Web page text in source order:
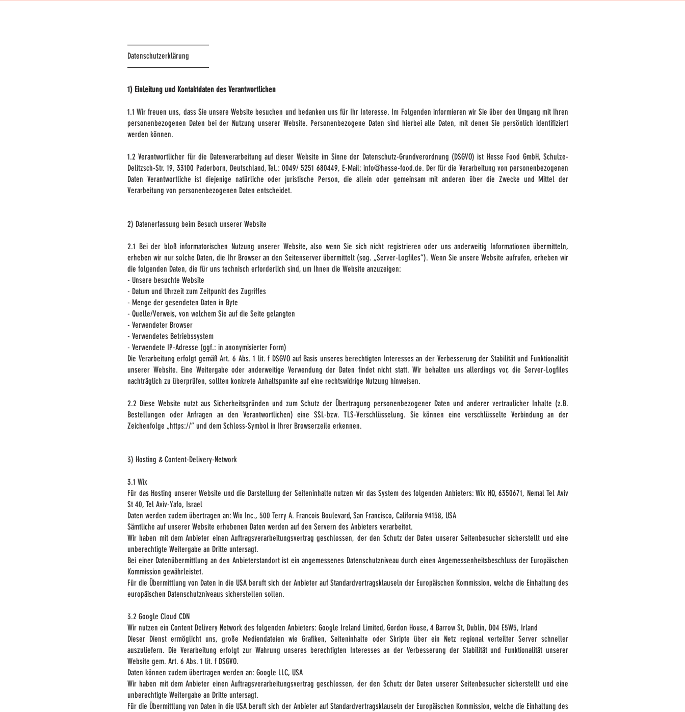
––––––––––––––––––––
Datenschutzerklärung
––––––––––––––––––––
1) Einleitung und Kontaktdaten des Verantwortlichen
1.1 Wir freuen uns, dass Sie unsere Website besuchen und bedanken uns für Ihr Interesse. Im Folgenden informieren wir Sie über den Umgang mit Ihren
personenbezogenen Daten bei der Nutzung unserer Website. Personenbezogene Daten sind hierbei alle Daten, mit denen Sie persönlich identifiziert
werden können.
1.2 Verantwortlicher für die Datenverarbeitung auf dieser Website im Sinne der Datenschutz-Grundverordnung (DSGVO) ist Hesse Food GmbH, Schulze-
Delitzsch-Str. 19, 33100 Paderborn, Deutschland, Tel.: 0049/ 5251 680449, E-Mail: info@hesse-food.de. Der für die Verarbeitung von personenbezogenen
Daten Verantwortliche ist diejenige natürliche oder juristische Person, die allein oder gemeinsam mit anderen über die Zwecke und Mittel der
Verarbeitung von personenbezogenen Daten entscheidet.
2) Datenerfassung beim Besuch unserer Website
2.1 Bei der bloß informatorischen Nutzung unserer Website, also wenn Sie sich nicht registrieren oder uns anderweitig Informationen übermitteln,
erheben wir nur solche Daten, die Ihr Browser an den Seitenserver übermittelt (sog. „Server-Logfiles“). Wenn Sie unsere Website aufrufen, erheben wir
die folgenden Daten, die für uns technisch erforderlich sind, um Ihnen die Website anzuzeigen:
- Unsere besuchte Website
- Datum und Uhrzeit zum Zeitpunkt des Zugriffes
- Menge der gesendeten Daten in Byte
- Quelle/Verweis, von welchem Sie auf die Seite gelangten
- Verwendeter Browser
- Verwendetes Betriebssystem
- Verwendete IP-Adresse (ggf.: in anonymisierter Form)
Die Verarbeitung erfolgt gemäß Art. 6 Abs. 1 lit. f DSGVO auf Basis unseres berechtigten Interesses an der Verbesserung der Stabilität und Funktionalität
unserer Website. Eine Weitergabe oder anderweitige Verwendung der Daten findet nicht statt. Wir behalten uns allerdings vor, die Server-Logfiles
nachträglich zu überprüfen, sollten konkrete Anhaltspunkte auf eine rechtswidrige Nutzung hinweisen.
2.2 Diese Website nutzt aus Sicherheitsgründen und zum Schutz der Übertragung personenbezogener Daten und anderer vertraulicher Inhalte (z.B.
Bestellungen oder Anfragen an den Verantwortlichen) eine SSL-bzw. TLS-Verschlüsselung. Sie können eine verschlüsselte Verbindung an der
Zeichenfolge „https://“ und dem Schloss-Symbol in Ihrer Browserzeile erkennen.
3) Hosting & Content-Delivery-Network
3.1 Wix
Für das Hosting unserer Website und die Darstellung der Seiteninhalte nutzen wir das System des folgenden Anbieters: Wix HQ, 6350671, Nemal Tel Aviv
St 40, Tel Aviv-Yafo, Israel
Daten werden zudem übertragen an: Wix Inc., 500 Terry A. Francois Boulevard, San Francisco, California 94158, USA
Sämtliche auf unserer Website erhobenen Daten werden auf den Servern des Anbieters verarbeitet.
Wir haben mit dem Anbieter einen Auftragsverarbeitungsvertrag geschlossen, der den Schutz der Daten unserer Seitenbesucher sicherstellt und eine
unberechtigte Weitergabe an Dritte untersagt.
Bei einer Datenübermittlung an den Anbieterstandort ist ein angemessenes Datenschutzniveau durch einen Angemessenheitsbeschluss der Europäischen
Kommission gewährleistet.
Für die Übermittlung von Daten in die USA beruft sich der Anbieter auf Standardvertragsklauseln der Europäischen Kommission, welche die Einhaltung des
europäischen Datenschutzniveaus sicherstellen sollen.
3.2 Google Cloud CDN
Wir nutzen ein Content Delivery Network des folgenden Anbieters: Google Ireland Limited, Gordon House, 4 Barrow St, Dublin, D04 E5W5, Irland
Dieser Dienst ermöglicht uns, große Mediendateien wie Grafiken, Seiteninhalte oder Skripte über ein Netz regional verteilter Server schneller
auszuliefern. Die Verarbeitung erfolgt zur Wahrung unseres berechtigten Interesses an der Verbesserung der Stabilität und Funktionalität unserer
Website gem. Art. 6 Abs. 1 lit. f DSGVO.
Daten können zudem übertragen werden an: Google LLC, USA
Wir haben mit dem Anbieter einen Auftragsverarbeitungsvertrag geschlossen, der den Schutz der Daten unserer Seitenbesucher sicherstellt und eine
unberechtigte Weitergabe an Dritte untersagt.
Für die Übermittlung von Daten in die USA beruft sich der Anbieter auf Standardvertragsklauseln der Europäischen Kommission, welche die Einhaltung des